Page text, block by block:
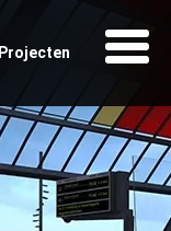
Projecten